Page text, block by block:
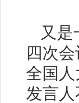
又是
四次
全国
发言